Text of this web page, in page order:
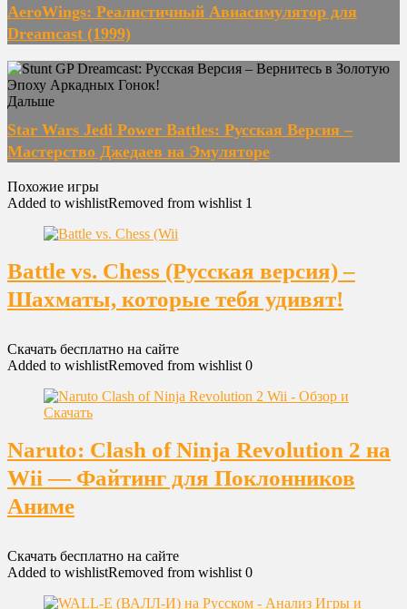
AeroWings: Реалистичный Авиасимулятор для
Dreamcast (1999)
Дальше
Star Wars Jedi Power Battles: Русская Версия –
Мастерство Джедаев на Эмуляторе
Похожие игры
Added to wishlistRemoved from wishlist 1
Battle vs. Chess (Русская версия) –
Шахматы, которые тебя удивят!
Скачать бесплатно на сайте
Added to wishlistRemoved from wishlist 0
Naruto: Clash of Ninja Revolution 2 на
Wii — Файтинг для Поклонников
Аниме
Скачать бесплатно на сайте
Added to wishlistRemoved from wishlist 0